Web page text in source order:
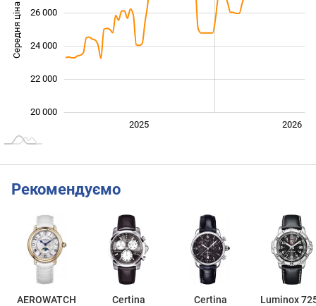
Середня ціна
20 000
22 000
24 000
26 000
2025 2026
Рекомендуємо
AEROWATCH
Certina
Certina
Luminox